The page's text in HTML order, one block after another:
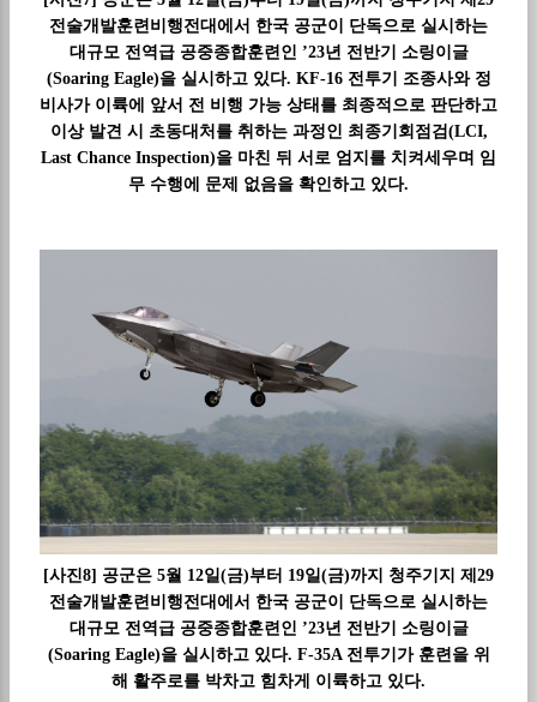
전술개발훈련비행전대에서 한국 공군이 단독으로 실시하는
대규모 전역급 공중종합훈련인 ’23년 전반기 소링이글
(Soaring Eagle)을 실시하고 있다. KF-16 전투기 조종사와 정
비사가 이륙에 앞서 전 비행 가능 상태를 최종적으로 판단하고
이상 발견 시 초동대처를 취하는 과정인 최종기회점검(LCI,
Last Chance Inspection)을 마친 뒤 서로 엄지를 치켜세우며 임
무 수행에 문제 없음을 확인하고 있다.
[사진8] 공군은 5월 12일(금)부터 19일(금)까지 청주기지 제29
전술개발훈련비행전대에서 한국 공군이 단독으로 실시하는
대규모 전역급 공중종합훈련인 ’23년 전반기 소링이글
(Soaring Eagle)을 실시하고 있다. F-35A 전투기가 훈련을 위
해 활주로를 박차고 힘차게 이륙하고 있다.